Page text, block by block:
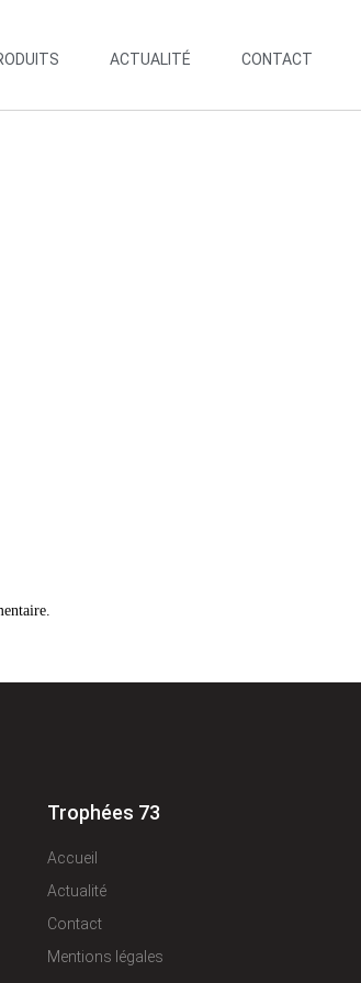
ACTUALITÉ CONTACT
Trophées 73
Accueil
Actualité
Contact
Mentions légales